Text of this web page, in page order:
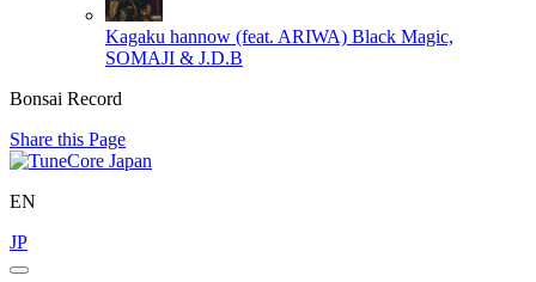
Kagaku hannow (feat. ARIWA) Black Magic,
SOMAJI & J.D.B
Bonsai Record
Share this Page
EN
JP